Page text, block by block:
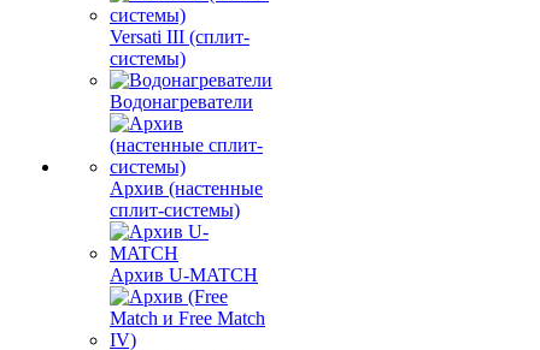
Versati III (сплит-
системы)
Водонагреватели
Архив (настенные
сплит-системы)
Архив U-MATCH